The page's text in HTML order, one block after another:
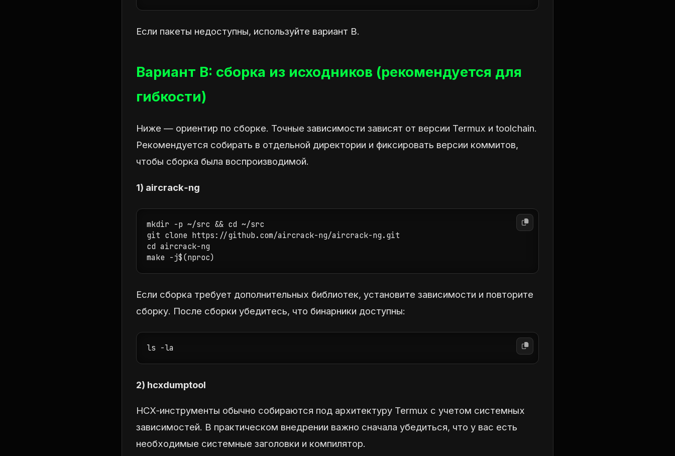
Если пакеты недоступны, используйте вариант B.
Вариант B: сборка из исходников (рекомендуется для
гибкости)
Ниже — ориентир по сборке. Точные зависимости зависят от версии Termux и toolchain.
Рекомендуется собирать в отдельной директории и фиксировать версии коммитов,
чтобы сборка была воспроизводимой.
1) aircrack‑ng
mkdir -p ~/src && cd ~/src
git clone https://github.com/aircrack-ng/aircrack-ng.git
cd aircrack-ng
make -j$(nproc)
Если сборка требует дополнительных библиотек, установите зависимости и повторите
сборку. После сборки убедитесь, что бинарники доступны:
ls -la
2) hcxdumptool
HCX‑инструменты обычно собираются под архитектуру Termux с учетом системных
зависимостей. В практическом внедрении важно сначала убедиться, что у вас есть
необходимые системные заголовки и компилятор.